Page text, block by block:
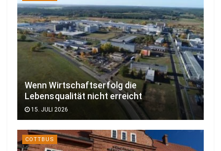
Wenn Wirtschaftserfolg die
Lebensqualität nicht erreicht
15. JULI 2026
COTTBUS